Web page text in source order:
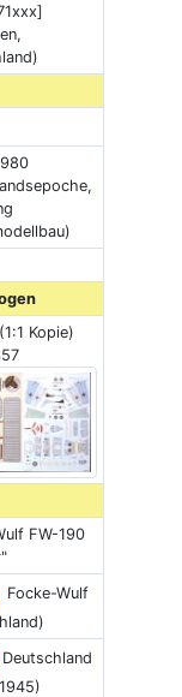
Kopie)
FW-190
Focke-Wulf
Deutschland